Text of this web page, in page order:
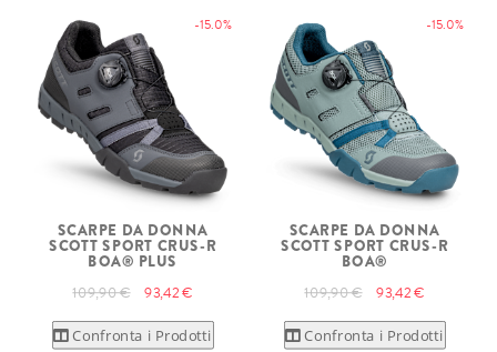
-15.0%
SCARPE DA DONNA
SCOTT SPORT CRUS-R
BOA® PLUS
109,90 € 93,42 €
Confronta i Prodotti
-15.0%
SCARPE DA DONNA
SCOTT SPORT CRUS-R
BOA®
109,90 € 93,42 €
Confronta i Prodotti